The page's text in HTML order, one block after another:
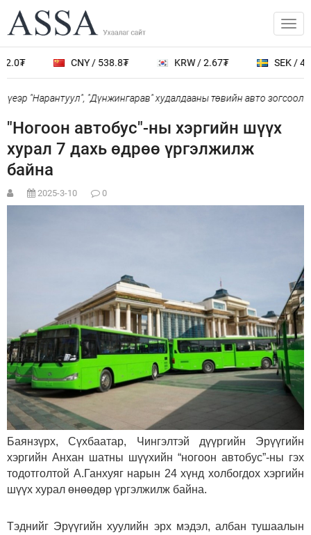
CNY / 538.8₮ KRW / 2.67₮ SEK /
"Нарантуул", "Дүнжингарав" худалдааны төвийн авто зогсоолыг
"Ногоон автобус"-ны хэргийн шүүх
хурал 7 дахь өдрөө үргэлжилж
байна
2025-3-10 0
Баянзүрх, Сүхбаатар, Чингэлтэй дүүргийн Эрүүгийн
хэргийн Анхан шатны шүүхийн “ногоон автобус”-ны гэх
тодотголтой А.Ганхуяг нарын 24 хүнд холбогдох хэргийн
шүүх хурал өнөөдөр үргэлжилж байна.
Тэднийг Эрүүгийн хуулийн эрх мэдэл, албан тушаалын